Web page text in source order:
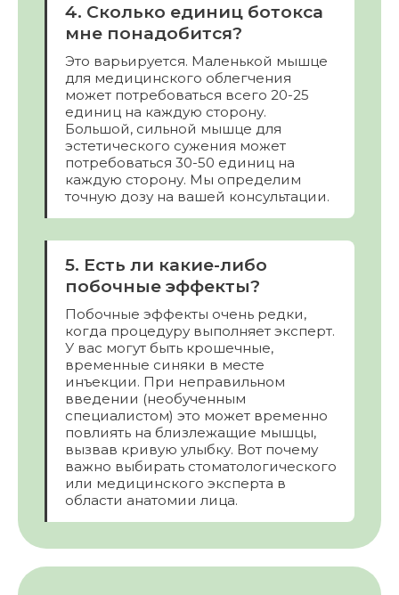
4. Сколько единиц ботокса
мне понадобится?
Это варьируется. Маленькой мышце
для медицинского облегчения
может потребоваться всего 20-25
единиц на каждую сторону.
Большой, сильной мышце для
эстетического сужения может
потребоваться 30-50 единиц на
каждую сторону. Мы определим
точную дозу на вашей консультации.
5. Есть ли какие-либо
побочные эффекты?
Побочные эффекты очень редки,
когда процедуру выполняет эксперт.
У вас могут быть крошечные,
временные синяки в месте
инъекции. При неправильном
введении (необученным
специалистом) это может временно
повлиять на близлежащие мышцы,
вызвав кривую улыбку. Вот почему
важно выбирать стоматологического
или медицинского эксперта в
области анатомии лица.